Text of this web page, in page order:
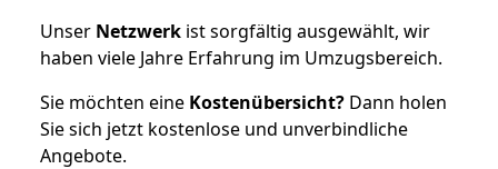
Unser Netzwerk ist sorgfältig ausgewählt, wir
haben viele Jahre Erfahrung im Umzugsbereich.
Sie möchten eine Kostenübersicht? Dann holen
Sie sich jetzt kostenlose und unverbindliche
Angebote.